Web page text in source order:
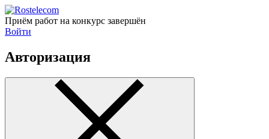
Приём работ на конкурс завершён
Войти
Авторизация